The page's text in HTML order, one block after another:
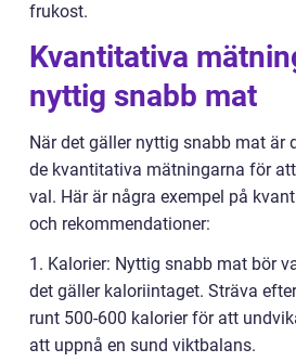
frukost.
Kvantitativa
nyttig snabb mat
När det gäller nyttig snabb mat är
de kvantitativa mätningarna för
val. Här är några exempel på
och rekommendationer:
1. Kalorier: Nyttig snabb mat bör
det gäller kaloriintaget. Sträva
runt 500-600 kalorier för att
att uppnå en sund viktbalans.